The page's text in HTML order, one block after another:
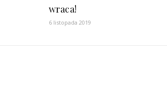
wraca!
6 listopada 2019